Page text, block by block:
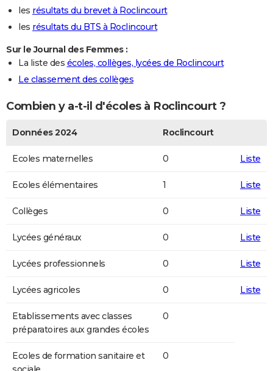
les résultats du brevet à Roclincourt
les résultats du BTS à Roclincourt
Sur le Journal des Femmes :
La liste des écoles, collèges, lycées de Roclincourt
Le classement des collèges
Combien y a-t-il d'écoles à Roclincourt ?
Données 2024 Roclincourt
Ecoles maternelles 0 Liste
Ecoles élémentaires 1 Liste
Collèges 0 Liste
Lycées généraux 0 Liste
Lycées professionnels 0 Liste
Lycées agricoles 0 Liste
Etablissements avec classes
préparatoires aux grandes écoles
0
Ecoles de formation sanitaire et
0